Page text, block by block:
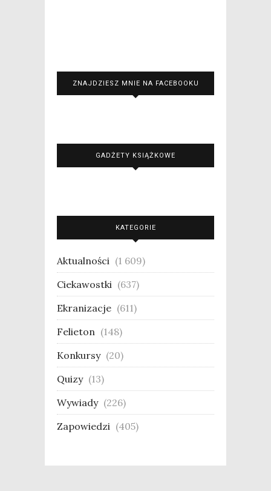
ZNAJDZIESZ MNIE NA FACEBOOKU
GADŻETY KSIĄŻKOWE
KATEGORIE
Aktualności (1 609)
Ciekawostki (637)
Ekranizacje (611)
Felieton (148)
Konkursy (20)
Quizy (13)
Wywiady (226)
Zapowiedzi (405)